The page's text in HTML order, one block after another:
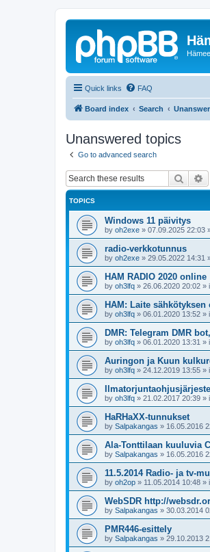
Quick links FAQ
Board index Search
Unanswered topics
Go to advanced search
Search
TOPICS
Windows 11 päivitys
by oh2exe » 07.09.2025 22:03
radio-verkkotunnus
by oh2exe » 29.05.2022 14:31
HAM RADIO 2020 online
by oh3lfq » 26.06.2020 20:02 »
HAM: Laite
by oh3lfq » 06.01.2020 13:52 »
DMR: Telegram DMR
by oh3lfq » 06.01.2020 13:31 »
Auringon ja Kuun
by oh3lfq » 24.12.2019 13:55 »
by oh3lfq » 21.02.2017 20:39 »
HaRHaXX-tunnukset
by Salpakangas » 16.05.2016
Ala-Tonttilaan kuuluvia
by Salpakangas » 16.05.2016
11.5.2014 Radio- ja tv-
by oh2op » 11.05.2014 10:48 »
WebSDR http://
by Salpakangas » 30.03.2014
PMR446-esittely
by Salpakangas » 29.10.2013